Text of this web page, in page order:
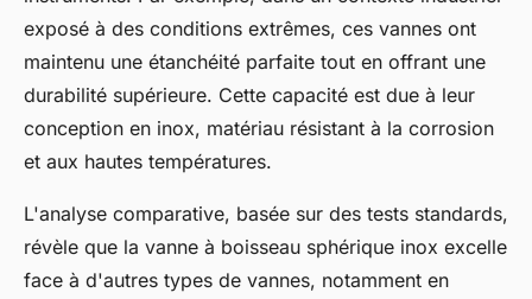
exposé à des conditions extrêmes, ces vannes ont
maintenu une étanchéité parfaite tout en offrant une
durabilité supérieure. Cette capacité est due à leur
conception en inox, matériau résistant à la corrosion
et aux hautes températures.
L'analyse comparative, basée sur des tests standards,
révèle que la vanne à boisseau sphérique inox excelle
face à d'autres types de vannes, notamment en